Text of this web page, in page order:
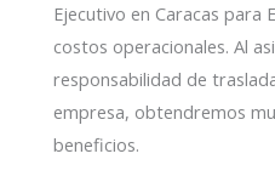
Ejecutivo en Caracas para
costos operacionales. Al
responsabilidad de
empresa, obtendremos
beneficios.